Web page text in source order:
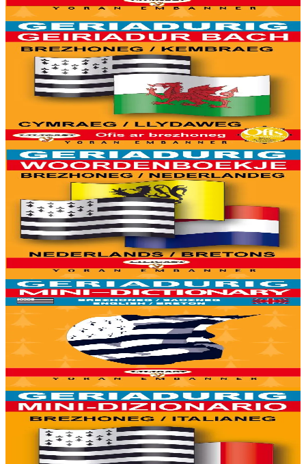
Er stok
6,00 €
6 vloaz hag ouzhpenn
Yoran Embanner
Geriadurig brezhoneg-kembraeg / kembraeg-
brezhoneg
8000 ger ha troidigezh & fonetik a ya d'ober ar geriadur chakod-
mañ. Kavout a reer e-barzh geriaoueg ar vuhez pemdez.
Er stok6,00 €
6 vloaz hag ouzhpenn
Yoran Embanner
Geriadurig brezhoneg-nederlandeg / nederlandeg-
brezhoneg
8000 ger ha troidigezh & fonetik a ya d'ober ar geriadur chakod-
mañ. Kavout a reer e-barzh geriaoueg ar vuhez pemdez.
Er stok6,00 €
6 vloaz hag ouzhpenn
Yoran Embanner
Geriadurig brezhoneg-saozneg / saozneg-brezhoneg
8000 ger ha troidigezh & fonetik a ya d'ober ar geriadur chakod-
mañ. Kavout a reer e-barzh geriaoueg ar vuhez pemdez.
Er stok6,00 €
6 vloaz hag ouzhpenn
Yoran Embanner
Geriadurig brezhoneg-italianeg / italianeg-
brezhoneg